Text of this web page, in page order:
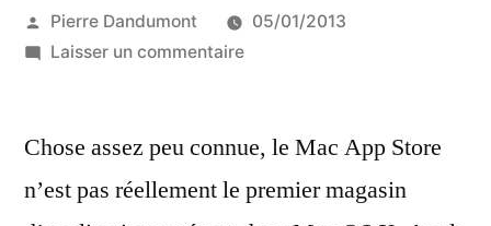
Publié
par
Pierre Dandumont
05/01/2013
Laisser un commentairesur
Manager
Panther,
Chose assez peu connue, le Mac App Store
n’est pas réellement le premier magasin